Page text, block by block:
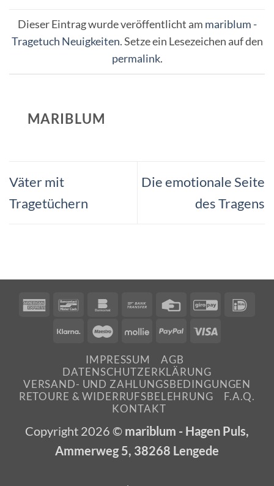
Dieser Eintrag wurde veröffentlicht am mariblum -
Tragetuch Neuigkeiten. Setze ein Lesezeichen auf den
permalink.
MARIBLUM
Väter mit
Tragetüchern
Die emotionale Seite
des Tragens
AmericanBancontactBankomat
Bank
CreditGiroPay
Klarna MaestroMolliePayPal
IMPRESSUM
AGB
DATENSCHUTZERKLÄRUNG
VERSAND- UND ZAHLUNGSBEDINGUNGEN
RETOURE & WIDERRUFSBELEHRUNG
F.A.Q.
KONTAKT
Copyright 2026 © mariblum - Hagen Puls,
Ammerweg 5, 38268 Lengede